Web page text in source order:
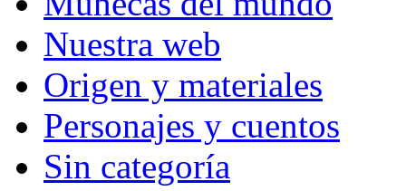
Nuestra web
Origen y materiales
Personajes y cuentos
Sin categoría